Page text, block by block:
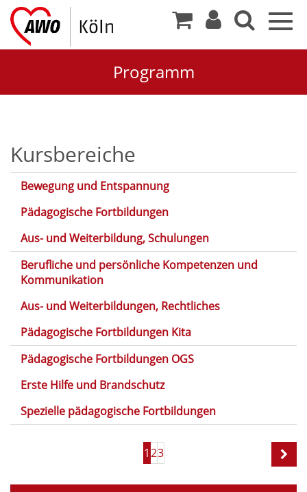
Programm
Kursbereiche
Bewegung und Entspannung
Pädagogische Fortbildungen
Aus- und Weiterbildung, Schulungen
Berufliche und persönliche Kompetenzen und
Kommunikation
Aus- und Weiterbildungen, Rechtliches
Pädagogische Fortbildungen Kita
Pädagogische Fortbildungen OGS
Erste Hilfe und Brandschutz
Spezielle pädagogische Fortbildungen
123